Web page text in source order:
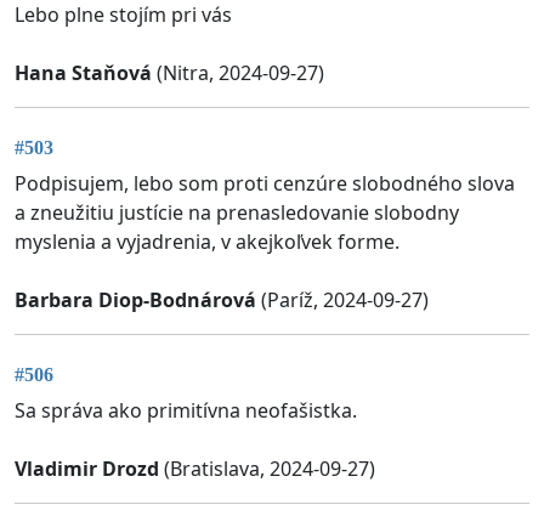
Lebo plne stojím pri vás
Hana Staňová (Nitra, 2024-09-27)
#503
Podpisujem, lebo som proti cenzúre slobodného slova
a zneužitiu justície na prenasledovanie slobodny
myslenia a vyjadrenia, v akejkoľvek forme.
Barbara Diop-Bodnárová (Paríž, 2024-09-27)
#506
Sa správa ako primitívna neofašistka.
Vladimir Drozd (Bratislava, 2024-09-27)